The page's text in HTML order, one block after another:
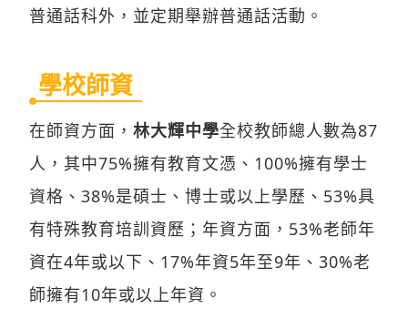
普通話科外，並定期舉辦普通話活動。
學校師資
在師資方面， 林大輝中學全校教師總人數為87
人，其中75%擁有教育文憑、100%擁有學士
資格、38%是碩士、博士或以上學歷、53%具
有特殊教育培訓資歷；年資方面，53%老師年
資在4年或以下、17%年資5年至9年、30%老
師擁有10年或以上年資。